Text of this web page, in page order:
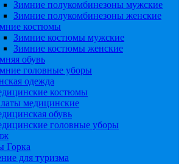
Зимние полукомбинезоны мужские
Зимние полукомбинезоны женские
костюмы
Зимние костюмы мужские
Зимние костюмы женские
обувь
головные уборы
одежда
костюмы
медицинские
обувь
головные уборы
Горка
для туризма